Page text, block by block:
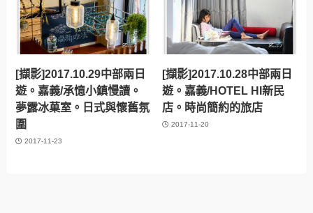
[擷影]2017.10.29中部兩日
遊。嘉義/承憶小鎮慢讀。
夢露冰菓室。日式與懷舊氛
圍
2017-11-23
[擷影]2017.10.28中部兩日
遊。嘉義/HOTEL HI新民
店。時尚簡約的旅店
2017-11-20